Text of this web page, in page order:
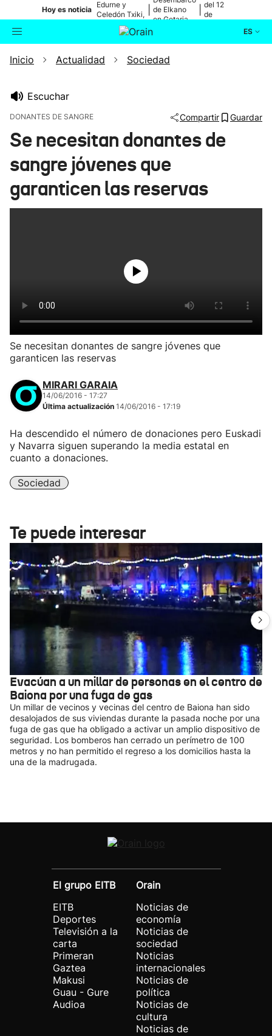
Hoy es noticia
Edurne y
Celedón Txiki,
en directo
de Elkano
en Getaria
del 12
de
ES
Buscador Actualidad
Ikusmiran
Eguraldia
Inicio Actualidad Sociedad
Escuchar
DONANTES DE SANGRE Compartir Guardar
Se necesitan donantes de
sangre jóvenes que
garanticen las reservas
Se necesitan donantes de sangre jóvenes que
garanticen las reservas
MIRARI GARAIA
14/06/2016 - 17:27
Última actualización 14/06/2016 - 17:19
Ha descendido el número de donaciones pero Euskadi
y Navarra siguen superando la media estatal en
cuanto a donaciones.
Sociedad
Te puede interesar
Evacúan a un millar de personas en el centro de
Baiona por una fuga de gas
Un millar de vecinos y vecinas del centro de Baiona han sido
desalojados de sus viviendas durante la pasada noche por una
fuga de gas que ha obligado a activar un amplio dispositivo de
seguridad. Los bomberos han cerrado un perímetro de 100
metros y no han permitido el regreso a los domicilios hasta la
una de la madrugada.
El grupo EITB
EITB
Deportes
Televisión a la
carta
Primeran
Gaztea
Makusi
Guau - Gure
Audioa
Orain
Noticias de
economía
Noticias de
sociedad
Noticias
internacionales
Noticias de
política
Noticias de
cultura
Noticias de